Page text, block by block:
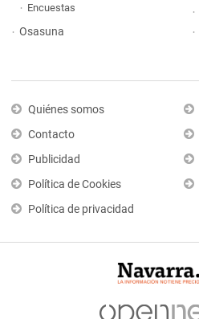
Encuestas
Osasuna
Quiénes somos
Contacto
Publicidad
Política de Cookies
Política de privacidad